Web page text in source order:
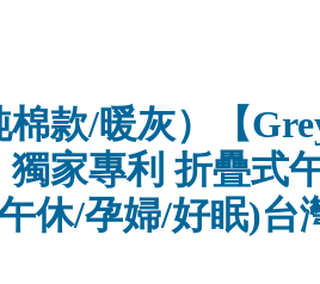
款/暖灰）【
獨家專利 折疊式
休/孕婦/好眠)台